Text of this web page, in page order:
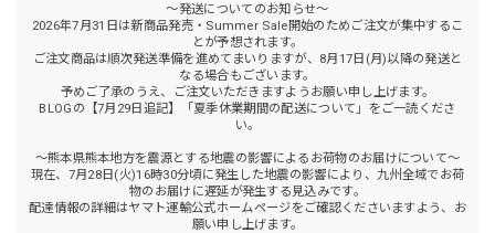
～発送についてのお知らせ～
2026年7月31日は新商品発売・Summer Sale開始のためご注文が集中するこ
とが予想されます。
ご注文商品は順次発送準備を進めてまいりますが、8月17日(月)以降の発送と
なる場合もございます。
予めご了承のうえ、ご注文いただきますようお願い申し上げます。
BLOGの【7月29日追記】「夏季休業期間の配送について」をご一読くださ
い。
～熊本県熊本地方を震源とする地震の影響によるお荷物のお届けについて～
現在、7月28日(火)16時30分頃に発生した地震の影響により、九州全域でお荷
物のお届けに遅延が発生する見込みです。
配達情報の詳細はヤマト運輸公式ホームページをご確認くださいますよう、お
願い申し上げます。